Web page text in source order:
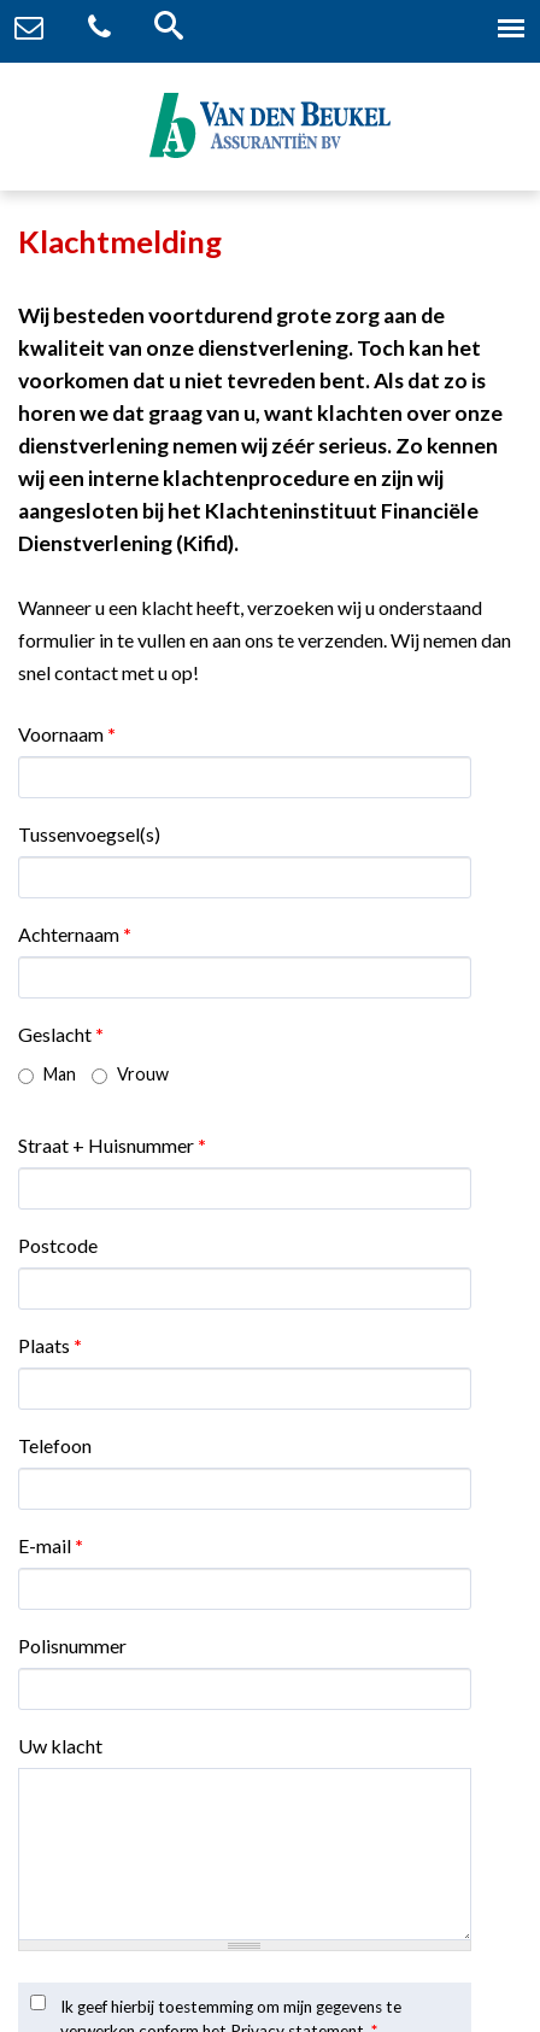
Klachtmelding
Wij besteden voortdurend grote zorg aan de
kwaliteit van onze dienstverlening. Toch kan het
voorkomen dat u niet tevreden bent. Als dat zo is
horen we dat graag van u, want klachten over onze
dienstverlening nemen wij zéér serieus. Zo kennen
wij een interne klachtenprocedure en zijn wij
aangesloten bij het Klachteninstituut Financiële
Dienstverlening (Kifid).
Wanneer u een klacht heeft, verzoeken wij u onderstaand
formulier in te vullen en aan ons te verzenden. Wij nemen dan
snel contact met u op!
Voornaam *
Tussenvoegsel(s)
Achternaam *
Geslacht *
Man Vrouw
Straat + Huisnummer *
Postcode
Plaats *
Telefoon
E-mail *
Polisnummer
Uw klacht
Ik geef hierbij toestemming om mijn gegevens te